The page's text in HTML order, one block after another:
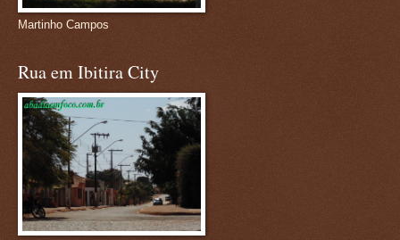
Martinho Campos
Rua em Ibitira City